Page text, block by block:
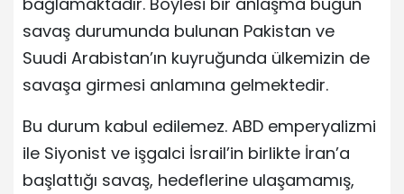
savaş durumunda bulunan Pakistan ve
Suudi Arabistan’ın kuyruğunda ülkemizin de
savaşa girmesi anlamına gelmektedir.
Bu durum kabul edilemez. ABD emperyalizmi
ile Siyonist ve işgalci İsrail’in birlikte İran’a
başlattığı savaş, hedeflerine ulaşamamış,